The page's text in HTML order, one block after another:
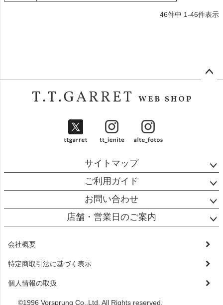
46件中 1-46件表示
サイトマップ
ご利用ガイド
お問い合わせ
店舗・営業日のご案内
会社概要
特定商取引法に基づく表示
個人情報の取扱
©1996 Vorsprung Co.,Ltd. All Rights reserved.